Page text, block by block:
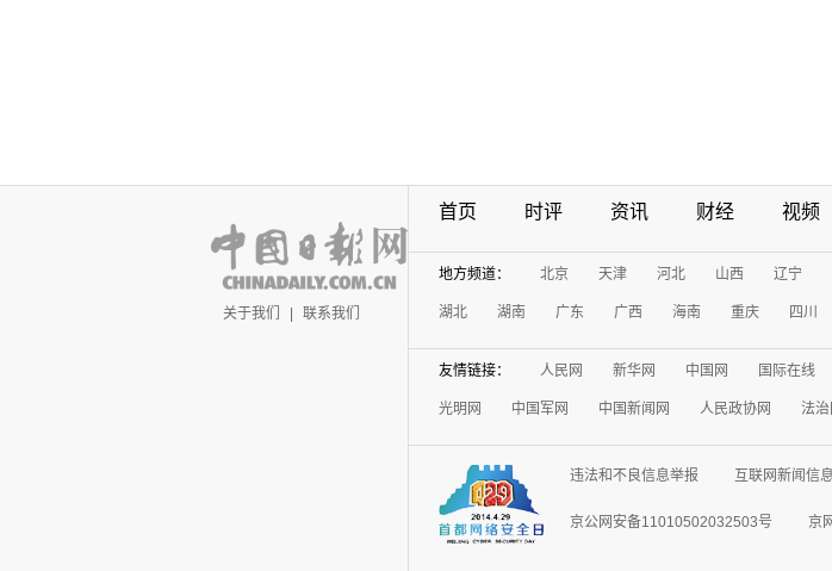
关于我们 联系我们
首页 时评 资讯 财经 视频
地方频道： 北京 天津 河北 山西 辽宁
湖北 湖南 广东 广西 海南 重庆 四川
友情链接： 人民网 新华网 中国网 国际在线
光明网 中国军网 中国新闻网 人民政协网 法治
违法和不良信息举报 互联网新闻信
京公网安备11010502032503号 京